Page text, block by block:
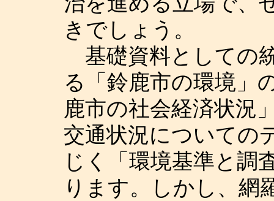
きでしょう。
基礎資料としての
る「鈴鹿市の環境」
鹿市の社会経済状況
交通状況についての
じく「環境基準と調
ります。しかし、網